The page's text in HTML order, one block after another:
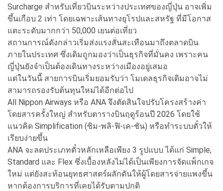
Surcharge สำหรับเที่ยวบินระหว่างประเทศของญี่ปุ่น อาจเพิ่ม
ขึ้นเกือบ 2 เท่า โดยเฉพาะเส้นทางยุโรปและสหรัฐ ที่มีโอกาส
แตะระดับมากกว่า 50,000 เยนต่อเที่ยว
สถานการณ์ดังกล่าวเริ่มส่งแรงสั่นสะเทือนมาถึงตลาดบิน
ภายในประเทศ ซึ่งเดิมถูกมองว่าเป็นธุรกิจที่มั่นคง เพราะคน
ญี่ปุ่นยังจำเป็นต้องเดินทางระหว่างเมืองอยู่เสมอ
แต่ในวันนี้ สายการบินเริ่มยอมรับว่า โมเดลธุรกิจเดิมอาจไม่
สามารถรองรับต้นทุนใหม่ได้อีกต่อไป
All Nippon Airways หรือ ANA จึงตัดสินใจปรับโครงสร้างค่า
โดยสารครั้งใหญ่ สำหรับตารางบินฤดูร้อนปี 2026 โดยใช้
แนวคิด Simplification (ซิม-พลิ-ฟิ-เค-ชัน) หรือทำระบบตั๋วให้
เรียบง่ายขึ้น
ANA จะลดประเภทตั๋วหลักเหลือเพียง 3 รูปแบบ ได้แก่ Simple,
Standard และ Flex ซึ่งเบื้องหลังไม่ได้เป็นเพียงการจัดแพ็กเกจ
ใหม่ แต่ยังสะท้อนยุทธศาสตร์ผลักดันให้ผู้โดยสารจ่ายแพงขึ้น
หากต้องการบริการที่เคยได้รับตามปกติ